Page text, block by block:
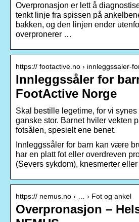
Overpronasjon er lett å
tenkt linje fra spissen på
bakken, og den linjen ender
overpronerer …
https:// footactive.no › innleggssaler-
Innleggssåler for
FootActive Norge
Skal bestille legetime, for vi
ganske stor. Barnet hviler vekten
fotsålen, spesielt ene benet.
Innleggssåler for barn kan være
har en platt fot eller overdreven
(Severs sykdom), knesmerter
https:// nemus.no › … › Fot og ankel
Overpronasjon –